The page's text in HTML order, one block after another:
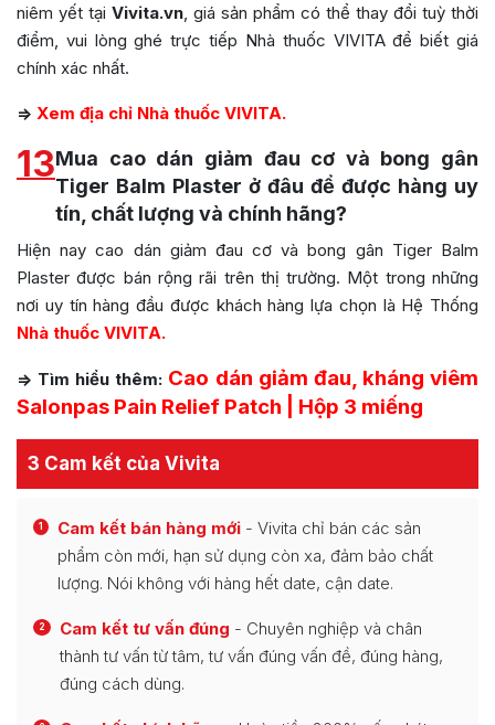
niêm yết tại Vivita.vn , giá sản phẩm có thể thay đổi tuỳ thời
điểm, vui lòng ghé trực tiếp Nhà thuốc VIVITA để biết giá
chính xác nhất.
=> Xem địa chỉ Nhà thuốc VIVITA.
13Mua cao dán giảm đau cơ và bong gân
Tiger Balm Plaster ở đâu để được hàng uy
tín, chất lượng và chính hãng?
Hiện nay cao dán giảm đau cơ và bong gân Tiger Balm
Plaster được bán rộng rãi trên thị trường. Một trong những
nơi uy tín hàng đầu được khách hàng lựa chọn là Hệ Thống
Nhà thuốc VIVITA.
=> Tìm hiểu thêm: Cao dán giảm đau, kháng viêm
Salonpas Pain Relief Patch | Hộp 3 miếng
3 Cam kết của Vivita
1 Cam kết bán hàng mới - Vivita chỉ bán các sản
phẩm còn mới, hạn sử dụng còn xa, đảm bảo chất
lượng. Nói không với hàng hết date, cận date.
2 Cam kết tư vấn đúng - Chuyên nghiệp và chân
thành tư vấn từ tâm, tư vấn đúng vấn đề, đúng hàng,
đúng cách dùng.